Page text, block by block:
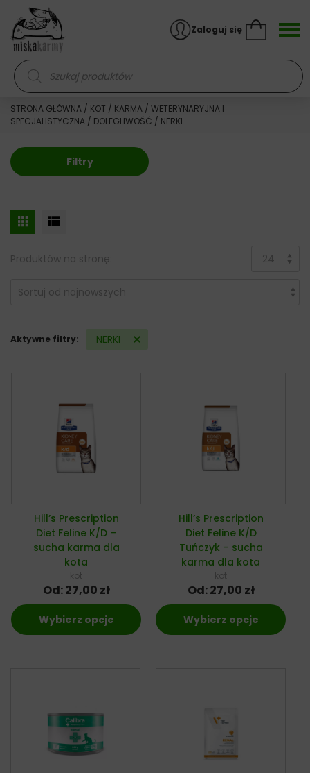
Skocz do treści
Wyszukiwarka produktów
Zaloguj się
STRONA GŁÓWNA / KOT / KARMA / WETERYNARYJNA I
SPECJALISTYCZNA / DOLEGLIWOŚĆ / NERKI
Filtry
Produktów na stronę:
Aktywne filtry: NERKI
Hill’s Prescription
Diet Feline K/D –
sucha karma dla
kota
kot
Od:27,00 zł
Wybierz opcje
Hill’s Prescription
Diet Feline K/D
Tuńczyk – sucha
karma dla kota
kot
Od:27,00 zł
Wybierz opcje